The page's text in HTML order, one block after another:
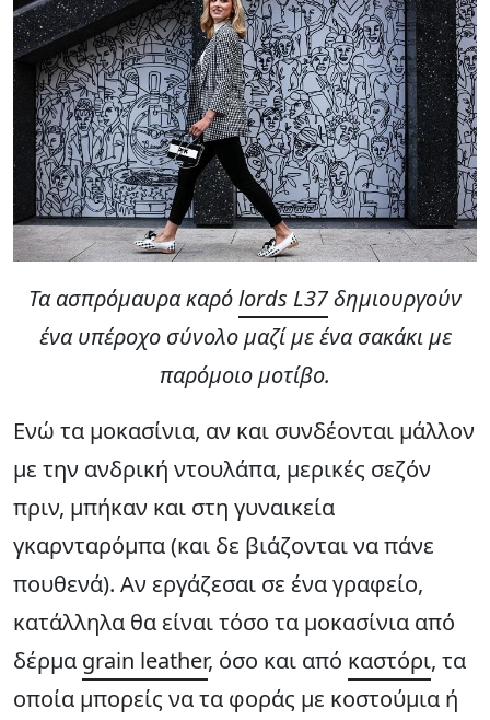
Τα ασπρόμαυρα καρόlords L37δημιουργούν
ένα υπέροχο σύνολο μαζί με ένα σακάκι με
παρόμοιο μοτίβο.
Ενώ τα μοκασίνια, αν και συνδέονται μάλλον
με την ανδρική ντουλάπα, μερικές σεζόν
πριν, μπήκαν και στη γυναικεία
γκαρνταρόμπα (και δε βιάζονται να πάνε
πουθενά). Αν εργάζεσαι σε ένα γραφείο,
κατάλληλα θα είναι τόσο τα μοκασίνια από
δέρμα grain leather, όσο και από καστόρι, τα
οποία μπορείς να τα φοράς με κοστούμια ή